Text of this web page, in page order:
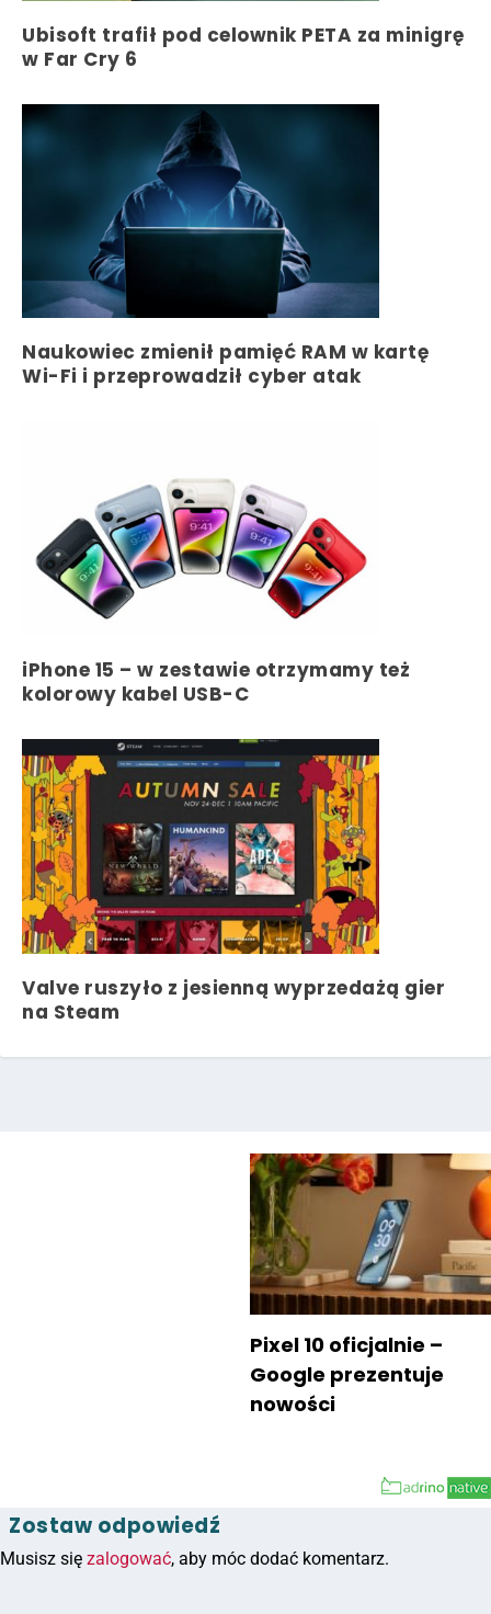
Ubisoft trafił pod celownik PETA za minigrę
w Far Cry 6
Naukowiec zmienił pamięć RAM w kartę
Wi-Fi i przeprowadził cyber atak
iPhone 15 – w zestawie otrzymamy też
kolorowy kabel USB-C
Valve ruszyło z jesienną wyprzedażą gier
na Steam
Pixel 10 oficjalnie –
Google prezentuje
nowości
Zostaw odpowiedź
Musisz się zalogować, aby móc dodać komentarz.